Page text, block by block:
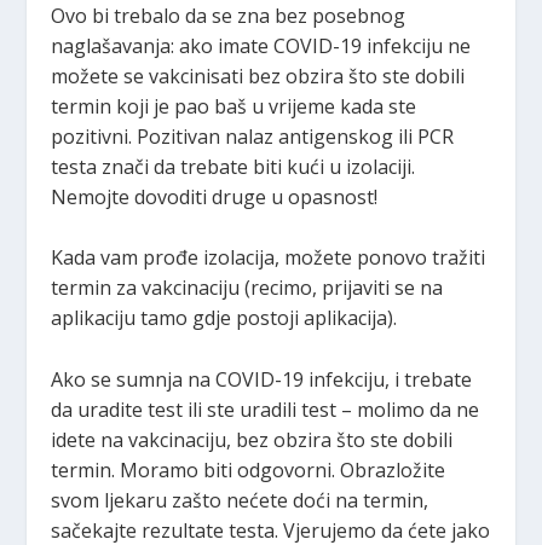
Ovo bi trebalo da se zna bez posebnog
naglašavanja: ako imate COVID-19 infekciju ne
možete se vakcinisati bez obzira što ste dobili
termin koji je pao baš u vrijeme kada ste
pozitivni. Pozitivan nalaz antigenskog ili PCR
testa znači da trebate biti kući u izolaciji.
Nemojte dovoditi druge u opasnost!
Kada vam prođe izolacija, možete ponovo tražiti
termin za vakcinaciju (recimo, prijaviti se na
aplikaciju tamo gdje postoji aplikacija).
Ako se sumnja na COVID-19 infekciju, i trebate
da uradite test ili ste uradili test – molimo da ne
idete na vakcinaciju, bez obzira što ste dobili
termin. Moramo biti odgovorni. Obrazložite
svom ljekaru zašto nećete doći na termin,
sačekajte rezultate testa. Vjerujemo da ćete jako